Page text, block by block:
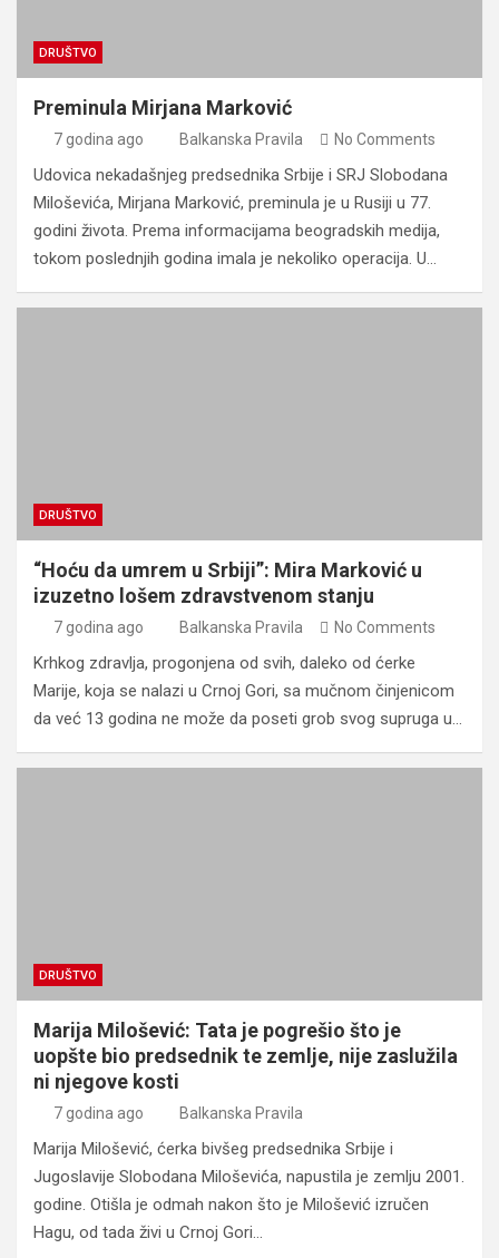
DRUŠTVO
Preminula Mirjana Marković
7 godina ago Balkanska Pravila No Comments
Udovica nekadašnjeg predsednika Srbije i SRJ Slobodana
Miloševića, Mirjana Marković, preminula je u Rusiji u 77.
godini života. Prema informacijama beogradskih medija,
tokom poslednjih godina imala je nekoliko operacija. U…
DRUŠTVO
“Hoću da umrem u Srbiji”: Mira Marković u
izuzetno lošem zdravstvenom stanju
7 godina ago Balkanska Pravila No Comments
Krhkog zdravlja, progonjena od svih, daleko od ćerke
Marije, koja se nalazi u Crnoj Gori, sa mučnom činjenicom
da već 13 godina ne može da poseti grob svog supruga u…
DRUŠTVO
Marija Milošević: Tata je pogrešio što je
uopšte bio predsednik te zemlje, nije zaslužila
ni njegove kosti
7 godina ago Balkanska Pravila
Marija Milošević, ćerka bivšeg predsednika Srbije i
Jugoslavije Slobodana Miloševića, napustila je zemlju 2001.
godine. Otišla je odmah nakon što je Milošević izručen
Hagu, od tada živi u Crnoj Gori…